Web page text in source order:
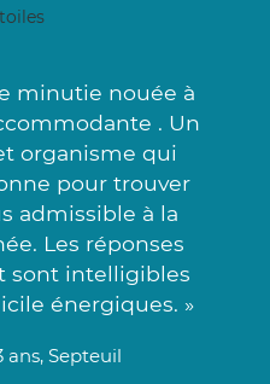
minutie nouée à
. Un
organisme qui
pour trouver
admissible à la
Les réponses
sont intelligibles
énergiques. »
ans, Septeuil